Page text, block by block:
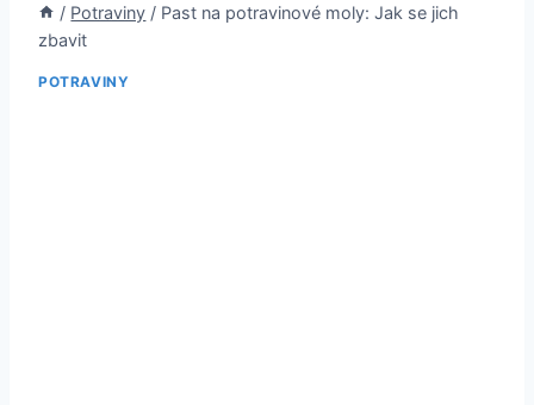
/ Potraviny / Past na potravinové moly: Jak se jich
zbavit
POTRAVINY